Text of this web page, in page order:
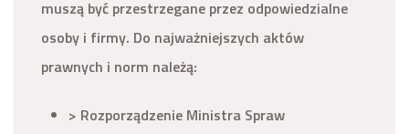
muszą być przestrzegane przez odpowiedzialne
osoby i firmy. Do najważniejszych aktów
prawnych i norm należą:
> Rozporządzenie Ministra Spraw